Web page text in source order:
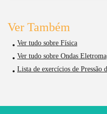
Ver Também
Ver tudo sobre Física
Ver tudo sobre Ondas
Lista de exercícios de Pressão